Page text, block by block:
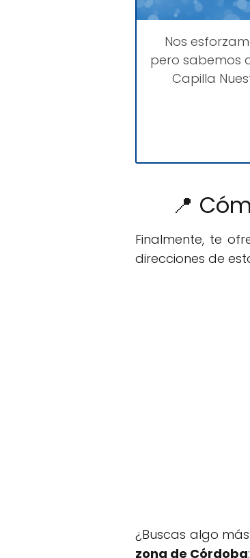
Nos
pero sabemos
Capilla
📍
Finalmente, te
direcciones de
¿Buscas algo
zona de Córdoba: